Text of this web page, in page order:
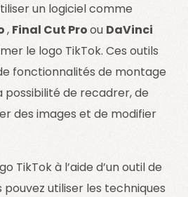
un logiciel comme
, Final Cut Proou DaVinci
le logo TikTok. Ces outils
fonctionnalités de montage
de recadrer, de
des images et de modifier
TikTok à l’aide d’un outil de
utiliser les techniques